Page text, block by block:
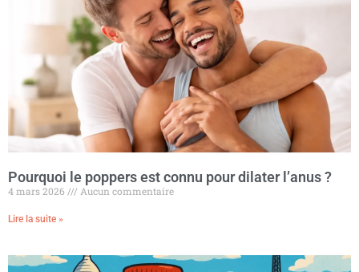
Pourquoi le poppers est connu pour dilater l’anus ?
4 mars 2026 Aucun commentaire
Lire la suite »